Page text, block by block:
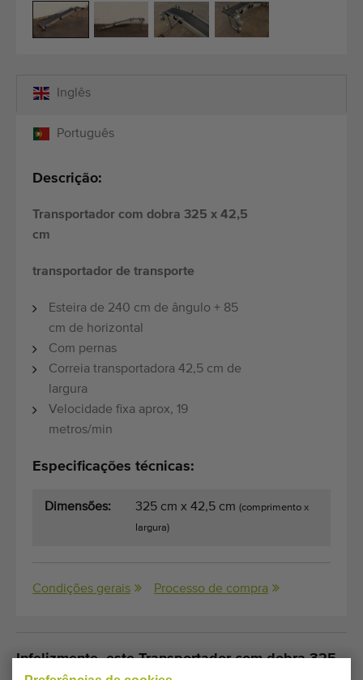
Entregas em todo o mundo
Desde 1977
Português
Inglês
Descrição:
Transportador com dobra 325 x 42,5
cm
transportador de transporte
Esteira de 240 cm de ângulo + 85
cm de horizontal
Com pernas
Correia transportadora 42,5 cm de
largura
Velocidade fixa aprox, 19
metros/min
Especificações técnicas:
Dimensões: 325 cm x 42,5 cm (comprimento x
largura)
Condições gerais Processo de compra
Infelizmente, este Transportador com dobra 325